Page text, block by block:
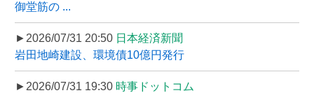
御堂筋の ...
►2026/07/31 20:50 日本経済新聞
岩田地崎建設、環境債10億円発行
►2026/07/31 19:30 時事ドットコム